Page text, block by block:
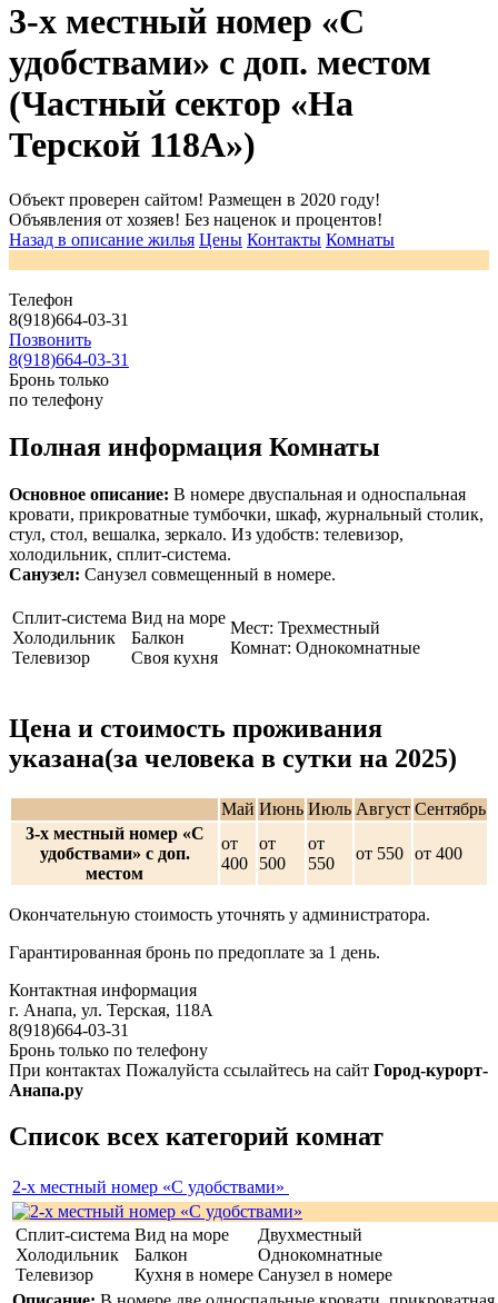
3-х местный номер «С
удобствами» с доп. местом
(Частный сектор «На
Терской 118А»)
Объект проверен сайтом! Размещен в 2020 году!
Объявления от хозяев! Без наценок и процентов!
Назад в описание жилья Цены Контакты Комнаты
Телефон
8(918)664-03-31
Позвонить
8(918)664-03-31
Бронь только
по телефону
Полная информация Комнаты
Основное описание: В номере двуспальная и односпальная
кровати, прикроватные тумбочки, шкаф, журнальный столик,
стул, стол, вешалка, зеркало. Из удобств: телевизор,
холодильник, сплит-система.
Санузел: Санузел совмещенный в номере.
Сплит-система
Холодильник
Телевизор
Вид на море
Балкон
Своя кухня
Мест: Трехместный
Комнат: Однокомнатные
Цена и стоимость проживания
указана(за человека в сутки на 2025)
Май Июнь Июль Август Сентябрь
3-х местный номер «С
удобствами» с доп.
местом
от
400
от
500
от
550
от 550 от 400
Окончательную стоимость уточнять у администратора.
Гарантированная бронь по предоплате за 1 день.
Контактная информация
г. Анапа, ул. Терская, 118А
8(918)664-03-31
Бронь только по телефону
При контактах Пожалуйста ссылайтесь на сайт Город-курорт-
Анапа.ру
Список всех категорий комнат
2-х местный номер «С удобствами»
Сплит-система
Холодильник
Телевизор
Вид на море
Балкон
Кухня в номере
Двухместный
Однокомнатные
Санузел в номере